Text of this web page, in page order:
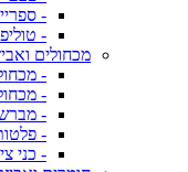
-
-
מכחולים
-
-
-
-
- כני